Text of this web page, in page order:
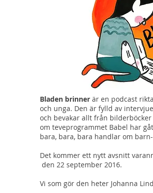
Bladen brinner är en podcast
och unga. Den är fylld av
och bevakar allt från
om teveprogrammet Babel har
bara, bara, bara handlar om
Det kommer ett nytt avsnitt
den 22 september 2016.
Vi som gör den heter Johanna